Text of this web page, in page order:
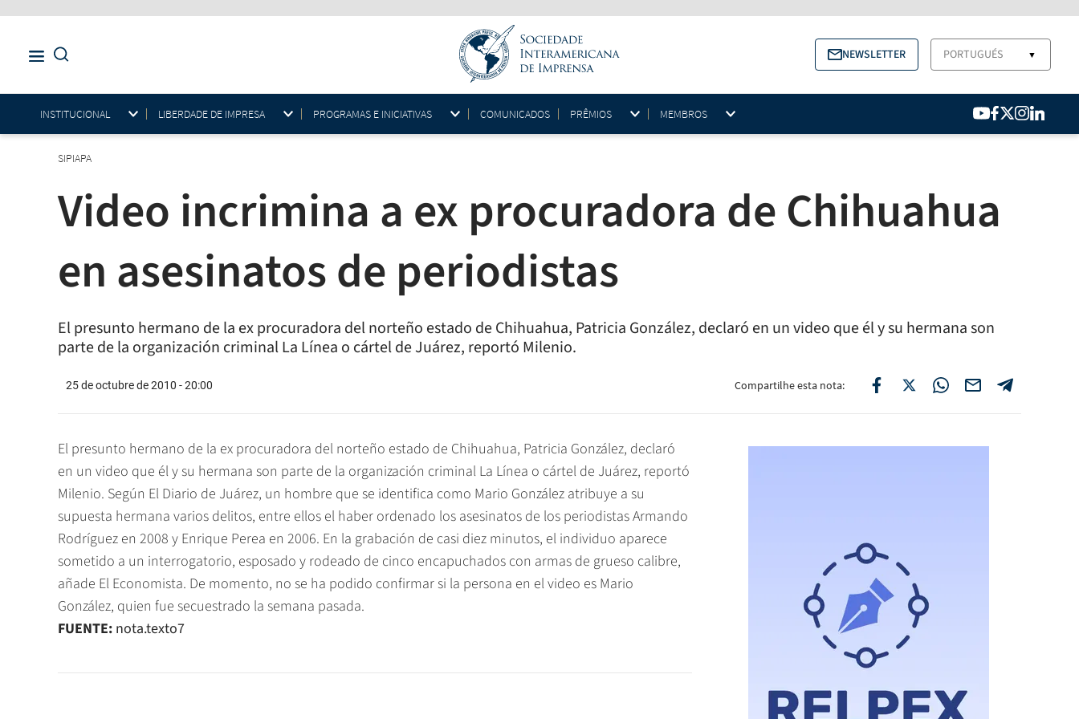
NEWSLETTER PORTUGUÉS ▼
INSTITUCIONAL LIBERDADE DE IMPRESA PROGRAMAS E INICIATIVAS COMUNICADOS PRÊMIOS MEMBROS
SIPIAPA
Video incrimina a ex procuradora de Chihuahua
en asesinatos de periodistas
El presunto hermano de la ex procuradora del norteño estado de Chihuahua, Patricia González, declaró en un video que él y su hermana son
parte de la organización criminal La Línea o cártel de Juárez, reportó Milenio.
25 de octubre de 2010 - 20:00 Compartilhe esta nota:
El presunto hermano de la ex procuradora del norteño estado de Chihuahua, Patricia González, declaró
en un video que él y su hermana son parte de la organización criminal La Línea o cártel de Juárez, reportó
Milenio. Según El Diario de Juárez, un hombre que se identifica como Mario González atribuye a su
supuesta hermana varios delitos, entre ellos el haber ordenado los asesinatos de los periodistas Armando
Rodríguez en 2008 y Enrique Perea en 2006. En la grabación de casi diez minutos, el individuo aparece
sometido a un interrogatorio, esposado y rodeado de cinco encapuchados con armas de grueso calibre,
añade El Economista. De momento, no se ha podido confirmar si la persona en el video es Mario
González, quien fue secuestrado la semana pasada.
FUENTE: nota.texto7